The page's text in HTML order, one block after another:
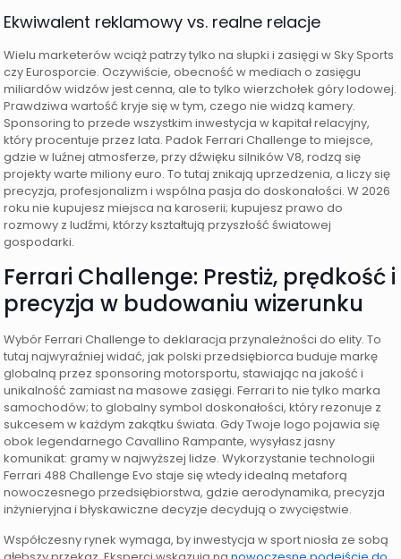
Ekwiwalent reklamowy vs. realne relacje
Wielu marketerów wciąż patrzy tylko na słupki i zasięgi w Sky Sports
czy Eurosporcie. Oczywiście, obecność w mediach o zasięgu
miliardów widzów jest cenna, ale to tylko wierzchołek góry lodowej.
Prawdziwa wartość kryje się w tym, czego nie widzą kamery.
Sponsoring to przede wszystkim inwestycja w kapitał relacyjny,
który procentuje przez lata. Padok Ferrari Challenge to miejsce,
gdzie w luźnej atmosferze, przy dźwięku silników V8, rodzą się
projekty warte miliony euro. To tutaj znikają uprzedzenia, a liczy się
precyzja, profesjonalizm i wspólna pasja do doskonałości. W 2026
roku nie kupujesz miejsca na karoserii; kupujesz prawo do
rozmowy z ludźmi, którzy kształtują przyszłość światowej
gospodarki.
Ferrari Challenge: Prestiż, prędkość i
precyzja w budowaniu wizerunku
Wybór Ferrari Challenge to deklaracja przynależności do elity. To
tutaj najwyraźniej widać, jak polski przedsiębiorca buduje markę
globalną przez sponsoring motorsportu, stawiając na jakość i
unikalność zamiast na masowe zasięgi. Ferrari to nie tylko marka
samochodów; to globalny symbol doskonałości, który rezonuje z
sukcesem w każdym zakątku świata. Gdy Twoje logo pojawia się
obok legendarnego Cavallino Rampante, wysyłasz jasny
komunikat: gramy w najwyższej lidze. Wykorzystanie technologii
Ferrari 488 Challenge Evo staje się wtedy idealną metaforą
nowoczesnego przedsiębiorstwa, gdzie aerodynamika, precyzja
inżynieryjna i błyskawiczne decyzje decydują o zwycięstwie.
Współczesny rynek wymaga, by inwestycja w sport niosła ze sobą